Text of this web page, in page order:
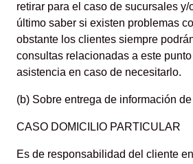
retirar para el caso de sucursales y/
último saber si existen problemas
obstante los clientes siempre
consultas relacionadas a este
asistencia en caso de necesitarlo.
(b) Sobre entrega de información
CASO DOMICILIO PARTICULAR
Es de responsabilidad del cliente